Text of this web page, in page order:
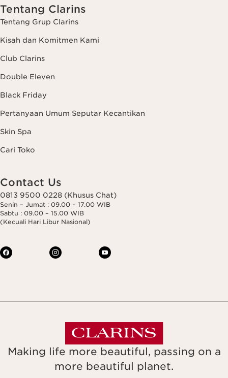
Tentang Clarins
Tentang Grup Clarins
Kisah dan Komitmen Kami
Club Clarins
Double Eleven
Black Friday
Pertanyaan Umum Seputar Kecantikan
Skin Spa
Cari Toko
Contact Us
0813 9500 0228 (Khusus Chat)
Senin – Jumat : 09.00 – 17.00 WIB
Sabtu : 09.00 – 15.00 WIB
(Kecuali Hari Libur Nasional)
Making life more beautiful, passing on a
more beautiful planet.